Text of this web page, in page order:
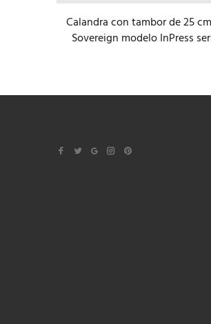
Calandra con tambor de 25
Sovereign modelo InPress